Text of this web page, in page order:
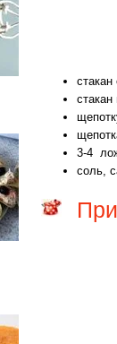
стакан
3-4
соль,